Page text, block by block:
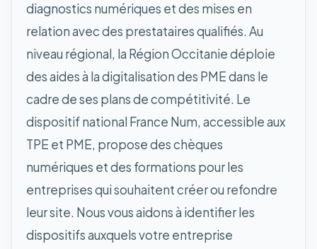
diagnostics numériques et des mises en
relation avec des prestataires qualifiés. Au
niveau régional, la Région Occitanie déploie
des aides à la digitalisation des PME dans le
cadre de ses plans de compétitivité. Le
dispositif national France Num, accessible aux
TPE et PME, propose des chèques
numériques et des formations pour les
entreprises qui souhaitent créer ou refondre
leur site. Nous vous aidons à identifier les
dispositifs auxquels votre entreprise